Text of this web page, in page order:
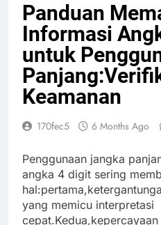
Panduan
Informasi
untuk
Keamanan
170fec5 6 Months Ago
Penggunaan jangka
angka 4 digit sering
yang memicu interpretasi